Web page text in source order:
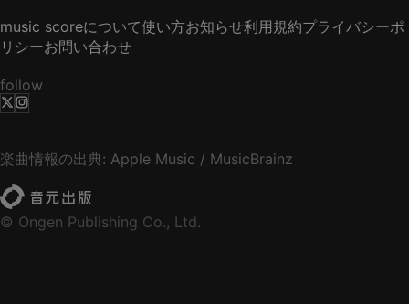
music scoreについて使い方お知らせ利用規約プライバシーポ
リシーお問い合わせ
follow
楽曲情報の出典: Apple Music / MusicBrainz
© Ongen Publishing Co., Ltd.